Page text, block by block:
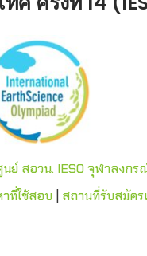
ย์ สอวน. IESO จุฬาลงกร
าที่ใช้สอบ สถานที่รับสมัค